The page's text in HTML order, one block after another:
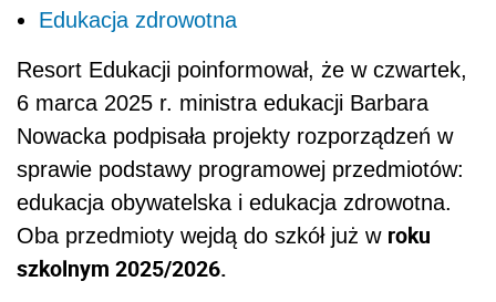
Edukacja zdrowotna
Resort Edukacji poinformował, że w czwartek,
6 marca 2025 r. ministra edukacji Barbara
Nowacka podpisała projekty rozporządzeń w
sprawie podstawy programowej przedmiotów:
edukacja obywatelska i edukacja zdrowotna.
Oba przedmioty wejdą do szkół już w roku
szkolnym 2025/2026.